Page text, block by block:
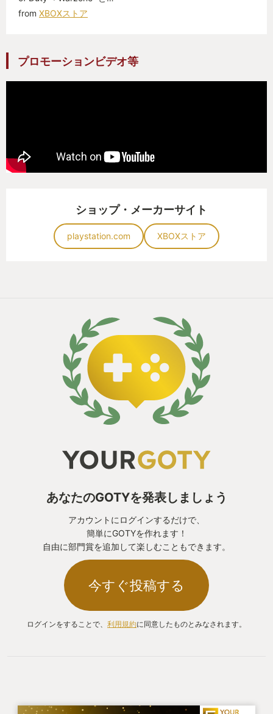
from XBOXストア
プロモーションビデオ等
ショップ・メーカーサイト
playstation.com XBOXストア
あなたのGOTYを発表しましょう
アカウントにログインするだけで、
簡単にGOTYを作れます！
自由に部門賞を追加して楽しむこともできます。
今すぐ投稿する
ログインをすることで、 利用規約に同意したものとみなされます。